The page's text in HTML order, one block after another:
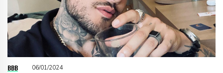
BBB 06/01/2024